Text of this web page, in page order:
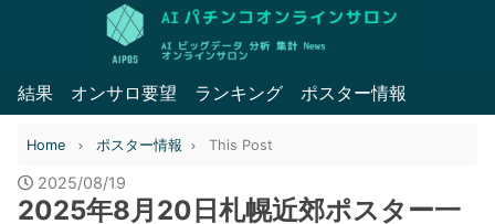
結果 オンサロ要望 ランキング ポスター情報
Home ポスター情報 This Post
2025/08/19
2025年8月20日札幌近郊ポスター一